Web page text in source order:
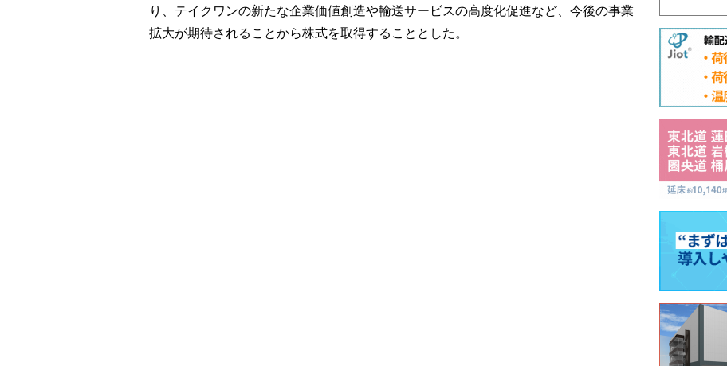
り、テイクワンの新たな企業価値創造や輸送サービスの高度化促進など、今後の事業
拡大が期待されることから株式を取得することとした。